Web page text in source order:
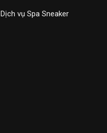
Dịch vụ Spa Sneaker